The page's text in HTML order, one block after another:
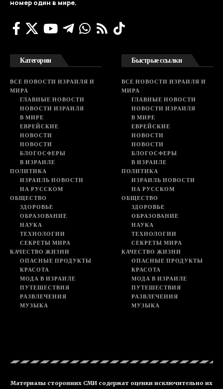
номер один в мире.
Категории
ВСЕ НОВОСТИ ИЗРАИЛЯ И
МИРА
ГЛАВНЫЕ НОВОСТИ
НОВОСТИ ИЗРАИЛЯ
В МИРЕ
ЕВРЕЙСКИЕ
НОВОСТИ
НОВОСТИ
БЛОГОСФЕРЫ
В ИЗРАИЛЕ
ПОЛИТИКА
ИЗРАИЛЬ НОВОСТИ
НА РУССКОМ
ОБЩЕСТВО
ЗДОРОВЬЕ
ОБРАЗОВАНИЕ
НАУКА
ТЕХНОЛОГИИ
СЕКРЕТЫ МИРА
КАЧЕСТВО ЖИЗНИ
ОПАСНЫЕ ПРОДУКТЫ
КРАСОТА
МОДА В ИЗРАИЛЕ
ПУТЕШЕСТВИЯ
РАЗВЛЕЧЕНИЯ
МУЗЫКА
Быстрые ссылки
ВСЕ НОВОСТИ ИЗРАИЛЯ И
МИРА
ГЛАВНЫЕ НОВОСТИ
НОВОСТИ ИЗРАИЛЯ
В МИРЕ
ЕВРЕЙСКИЕ
НОВОСТИ
НОВОСТИ
БЛОГОСФЕРЫ
В ИЗРАИЛЕ
ПОЛИТИКА
ИЗРАИЛЬ НОВОСТИ
НА РУССКОМ
ОБЩЕСТВО
ЗДОРОВЬЕ
ОБРАЗОВАНИЕ
НАУКА
ТЕХНОЛОГИИ
СЕКРЕТЫ МИРА
КАЧЕСТВО ЖИЗНИ
ОПАСНЫЕ ПРОДУКТЫ
КРАСОТА
МОДА В ИЗРАИЛЕ
ПУТЕШЕСТВИЯ
РАЗВЛЕЧЕНИЯ
МУЗЫКА
Материалы сторонних СМИ содержат оценки исключительно их